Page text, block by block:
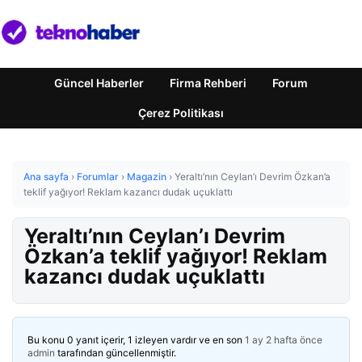
Güncel Haberler Firma Rehberi Forum
Çerez Politikası
Ana sayfa › Forumlar › Magazin › Yeraltı’nın Ceylan’ı Devrim Özkan’a
teklif yağıyor! Reklam kazancı dudak uçuklattı
Yeraltı’nın Ceylan’ı Devrim
Özkan’a teklif yağıyor! Reklam
kazancı dudak uçuklattı
Bu konu 0 yanıt içerir, 1 izleyen vardır ve en son 1 ay 2 hafta önce
admin tarafından güncellenmiştir.